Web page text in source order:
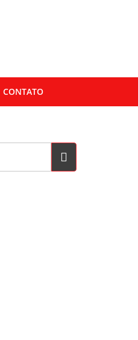
CONTATO